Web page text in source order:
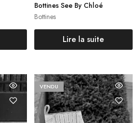
Bottines
Bottines See By Chloé
Lire la suite
VENDU